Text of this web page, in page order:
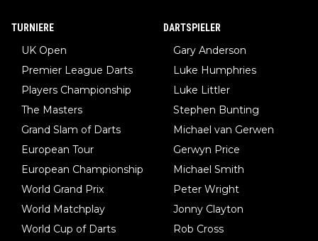
TURNIERE
UK Open
Premier League Darts
Players Championship
The Masters
Grand Slam of Darts
European Tour
European Championship
World Grand Prix
World Matchplay
World Cup of Darts
DARTSPIELER
Gary Anderson
Luke Humphries
Luke Littler
Stephen Bunting
Michael van Gerwen
Gerwyn Price
Michael Smith
Peter Wright
Jonny Clayton
Rob Cross